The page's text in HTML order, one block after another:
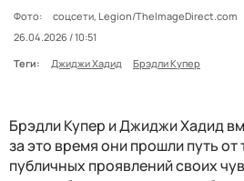
Фото: соцсети, Legion/TheImageDirect.com
26.04.2026 / 10:51
Теги:
Джиджи Хадид Брэдли Купер
Брэдли Купер и Джиджи Хадид
за это время они прошли путь
публичных проявлений своих